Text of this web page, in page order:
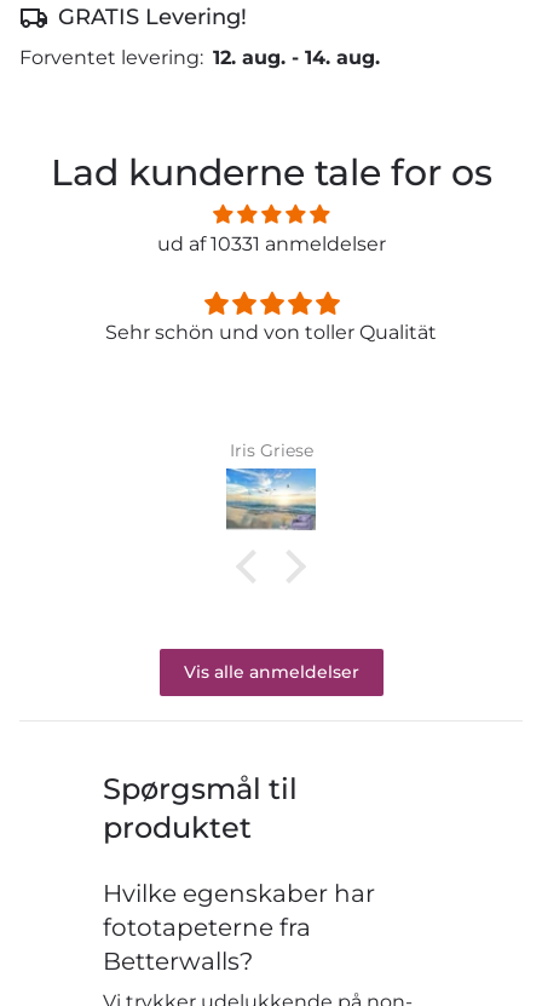
GRATIS Levering!
Forventet levering: 12. aug. - 14. aug.
Lad kunderne tale for os
ud af 10331 anmeldelser
Sehr schön und von toller Qualität
Iris Griese
Vis alle anmeldelser
Spørgsmål til
produktet
Hvilke egenskaber har
fototapeterne fra
Betterwalls?